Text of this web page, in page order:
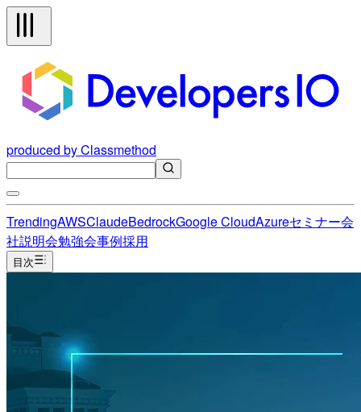
produced by Classmethod
TrendingAWSClaudeBedrockGoogle CloudAzureセミナー会
社説明会勉強会事例採用
目次